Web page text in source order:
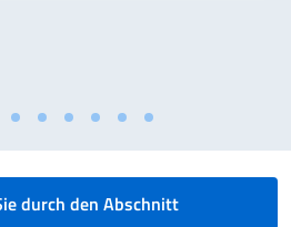
durch den Abschnitt